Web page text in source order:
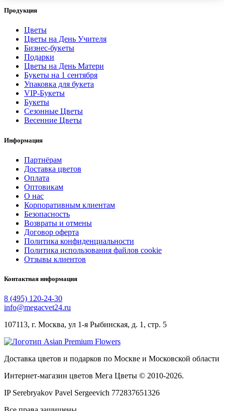
Продукция
Цветы
Цветы на День Учителя
Бизнес-букеты
Подарки
Цветы на День Матери
Букеты на 1 сентября
Упаковка для букета
VIP-Букеты
Букеты
Сезонные Цветы
Весенние Цветы
Информация
Партнёрам
Доставка цветов
Оплата
Оптовикам
О нас
Корпоративным клиентам
Безопасность
Возвраты и отмены
Договор оферта
Политика конфиденциальности
Политика использования файлов cookie
Отзывы клиентов
Контактная информация
8 (495) 120-24-30
info@megacvet24.ru
107113, г. Москва, ул 1-я Рыбинская, д. 1, стр. 5
Доставка цветов и подарков по Москве и Московской области
Интернет-магазин цветов Мега Цветы © 2010-2026.
IP Serebryakov Pavel Sergeevich 772837651326